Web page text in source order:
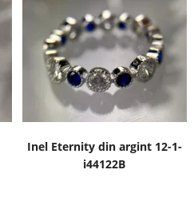
Inel Eternity din argint 12-1-
i44122B